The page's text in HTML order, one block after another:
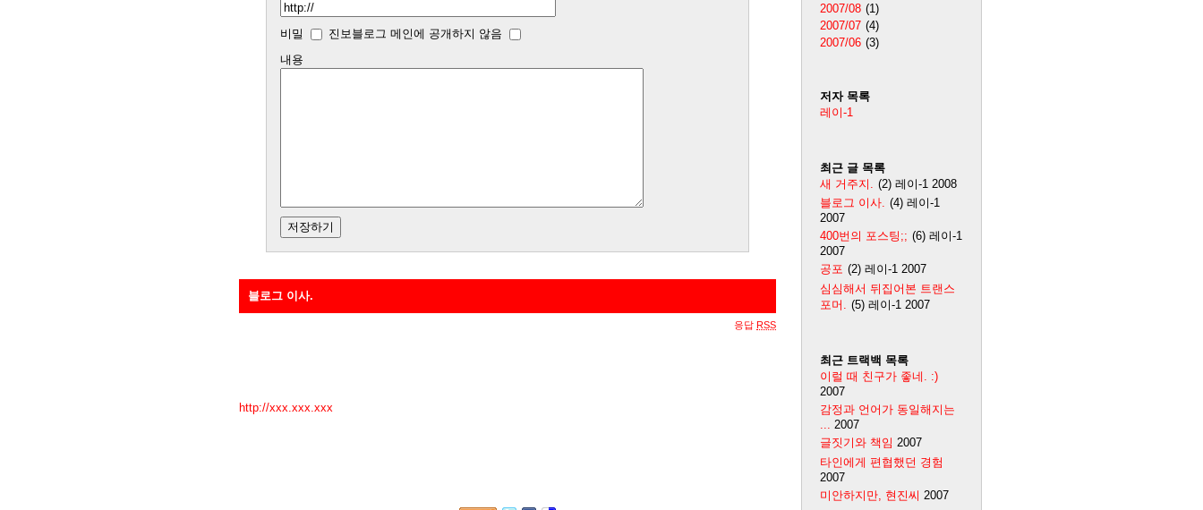
비밀
진보블로그 메인에 공개하지 않음
내용
블로그 이사.
응답 RSS
http://xxx.xxx.xxx
2007/08 (1)
2007/07 (4)
2007/06 (3)
저자 목록
레이-1
최근 글 목록
새 거주지.
(2) 레이-1 2008
블로그 이사. (4) 레이-1
2007
400번의 포스팅;; (6) 레이-1
2007
공포 (2) 레이-1 2007
심심해서 뒤집어본 트랜스
포머. (5) 레이-1 2007
최근 트랙백 목록
이럴 때 친구가 좋네. :)
2007
감정과 언어가 동일해지는
2007
글짓기와 책임 2007
타인에게 편협했던 경험
2007
미안하지만, 현진씨 2007